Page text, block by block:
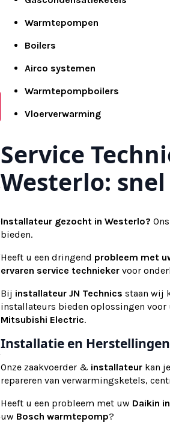
Warmtepompen
Boilers
Airco systemen
Warmtepompboilers
Vloerverwarming
Service
Westerlo:
Installateur gezocht in Westerlo?
bieden.
Heeft u een dringend probleem met
ervaren service technieker voor
Bij installateur JN Technics staan wij
installateurs bieden oplossingen voor
Mitsubishi Electric.
Installatie en
Onze zaakvoerder & installateur kan
repareren van verwarmingsketels,
Heeft u een probleem met uw Daikin
uw Bosch warmtepomp?